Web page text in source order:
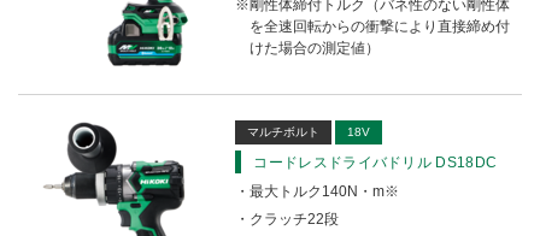
剛性体締付トルク（バネ性のない剛性体
を全速回転からの衝撃により直接締め付
けた場合の測定値）
マルチボルト 18V
コードレスドライバドリル DS18DC
最大トルク140N・m※
クラッチ22段